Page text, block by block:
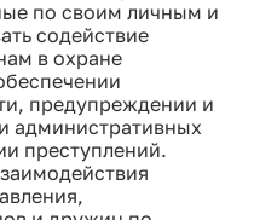
по своим личным и
содействие
в охране
предупреждении и
административных
преступлений.